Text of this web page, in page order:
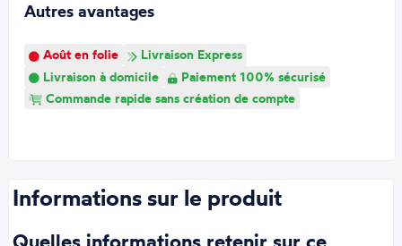
Autres avantages
Août en folie
Livraison Express
Livraison à domicile
Paiement 100% sécurisé
Commande rapide sans création de compte
Informations sur le produit